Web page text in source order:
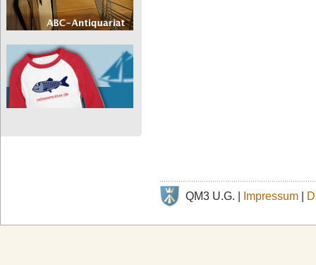
QM3 U.G. | Impressum